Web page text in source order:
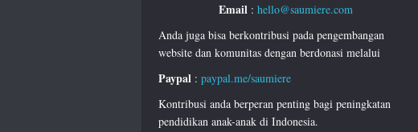
Email :hello@saumiere.com
Anda juga bisa berkontribusi pada pengembangan
website dan komunitas dengan berdonasi melalui
Paypal: paypal.me/saumiere
Kontribusi anda berperan penting bagi peningkatan
pendidikan anak-anak di Indonesia.